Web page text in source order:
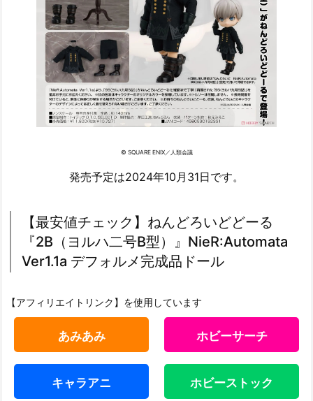
© SQUARE ENIX／人類会議
発売予定は2024年10月31日です。
【最安値チェック】ねんどろいどどーる
『2B（ヨルハ二号B型）』NieR:Automata
Ver1.1a デフォルメ完成品ドール
【アフィリエイトリンク】を使用しています
あみあみ ホビーサーチ
キャラアニ ホビーストック